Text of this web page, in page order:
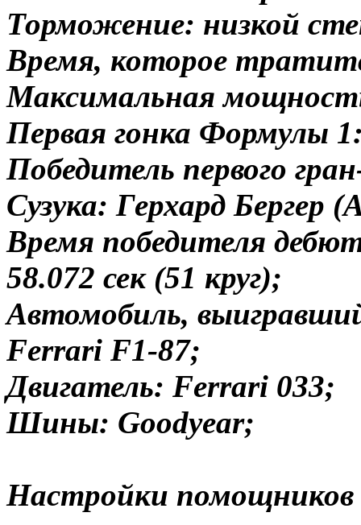
Торможение: низкой
Время, которое
Максимальная
Первая гонка Формулы
Победитель первого
Сузука: Герхард Бергер
Время победителя
58.072 сек (51 круг);
Автомобиль,
Ferrari F1-87;
Двигатель: Ferrari 033;
Шины: Goodyear;
Настройки помощников